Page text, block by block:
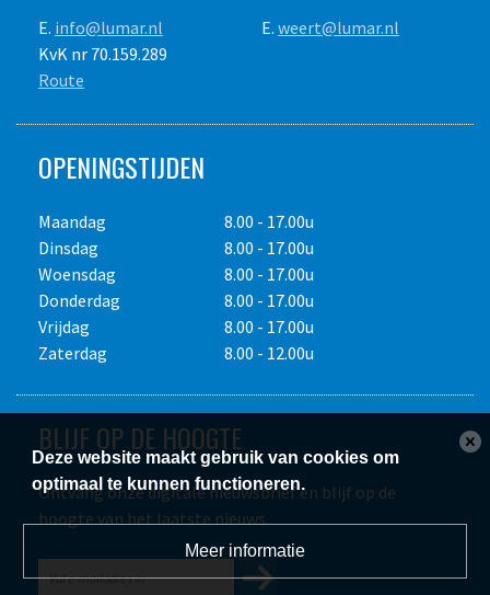
E. info@lumar.nl
E. weert@lumar.nl
KvK nr 70.159.289
Route
OPENINGSTIJDEN
Maandag
Dinsdag
Woensdag
Donderdag
Vrijdag
Zaterdag
8.00 - 17.00u
8.00 - 17.00u
8.00 - 17.00u
8.00 - 17.00u
8.00 - 17.00u
8.00 - 12.00u
BLIJF OP DE HOOGTE
Ontvang onze digitale nieuwsbrief en blijf op de
hoogte van het laatste nieuws.
Deze website maakt gebruik van cookies om
optimaal te kunnen functioneren.
Meer informatie